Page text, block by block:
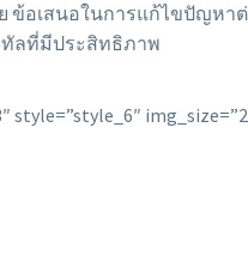
อเสนอในการแก้ไขปัญหา
ทัลที่มีประสิทธิภาพ
style=”style_6″